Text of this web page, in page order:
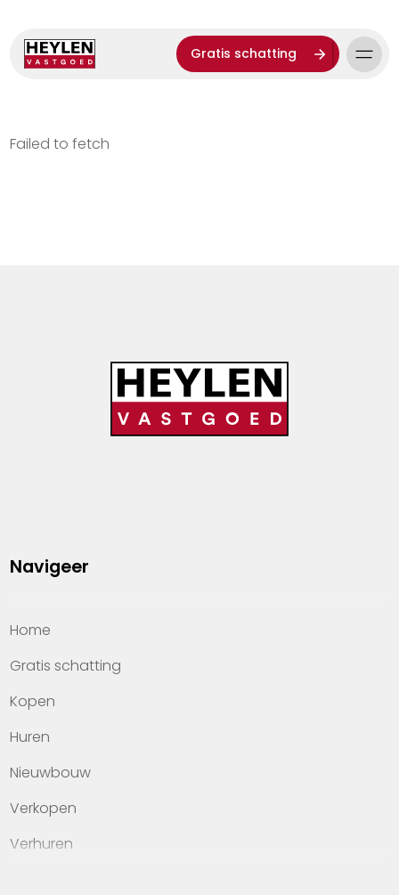
Gratis schatting
Failed to fetch
Navigeer
Home
Gratis schatting
Kopen
Huren
Nieuwbouw
Verkopen
Verhuren